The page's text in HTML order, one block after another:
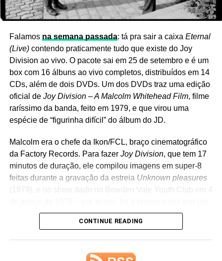
https://www.youtube.com/watch?v=jJl3v_v4z3I
O Hanatarash voltou a fazer shows esporádicos a partir
dos anos 1990, quando Yamantaka amansou e prometeu
não fazer mais tumultos e depredações. Em entrevistas
posteriores, justificou a postura dizendo que parou pra
pensar e viu que, se continuassem nesse ritmo, alguém
poderia morrer e ele não queria carregar essa culpa.
Para começar a “apreciar” o Hanatarash, nada “melhor”
que seu inaudível álbum epônimo de estreia, que traz
referências a pênis em todos os títulos das…. ahn….
“canções”! Ouça alto, seus vizinhos irão agradecer!
Um post compartilhado por LANA DEL REY (@honeymoon)
descreveu os projetos como algumas das obras de que
mais se orgulha. O álbum principal,Stove, continua
reunindo os singlesHenry, come on,BluebirdeWhite
feather hawk tail deer hunter, além de outras músicas que
Falamos na semana passada: tá pra sair a caixa Eternal
(Live)contendo praticamente tudo que existe do Joy
Division ao vivo. O pacote sai em 25 de setembro e é um
box com 16 álbuns ao vivo completos, distribuídos em 14
CDs, além de dois DVDs. Um dos DVDs traz uma edição
oficial de Joy Division – A Malcolm Whitehead Film, filme
raríssimo da banda, feito em 1979, e que virou uma
espécie de “figurinha difícil” do álbum do JD.
Malcolm era o chefe da Ikon/FCL, braço cinematográfico
da Factory Records. Para fazer Joy Division, que tem 17
minutos de duração, ele compilou imagens em super-8
feitas durante a gravação da estreia Unknown pleasures
(1979), e no show dado no Bowden Vale Youth Club em 4
show do grupo foi filmado. Há também uma entrevista
CONTINUE READING